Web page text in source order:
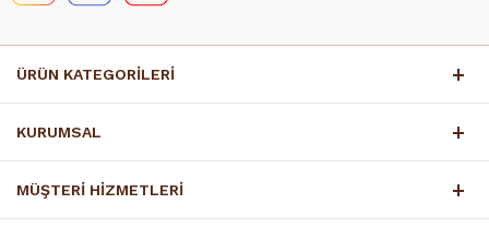
ÜRÜN KATEGORİLERİ
KURUMSAL
MÜŞTERİ HİZMETLERİ